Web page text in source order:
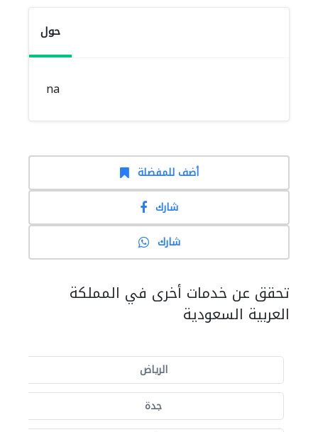
حول
na
أضف للمفضلة
شارك
شارك
تحقق عن خدمات أخرى في المملكة
العربية السعودية
الرياض
جدة